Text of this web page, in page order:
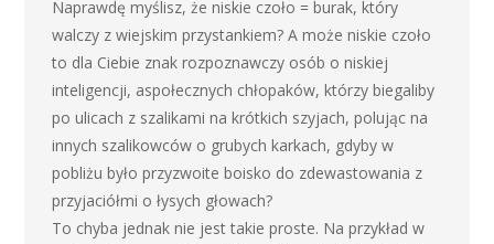
Naprawdę myślisz, że niskie czoło = burak, który
walczy z wiejskim przystankiem? A może niskie czoło
to dla Ciebie znak rozpoznawczy osób o niskiej
inteligencji, aspołecznych chłopaków, którzy biegaliby
po ulicach z szalikami na krótkich szyjach, polując na
innych szalikowców o grubych karkach, gdyby w
pobliżu było przyzwoite boisko do zdewastowania z
przyjaciółmi o łysych głowach?
To chyba jednak nie jest takie proste. Na przykład w